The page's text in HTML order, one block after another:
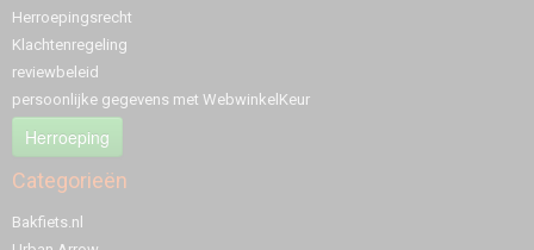
Herroepingsrecht
Klachtenregeling
reviewbeleid
persoonlijke gegevens met WebwinkelKeur
Herroeping
Categorieën
Bakfiets.nl